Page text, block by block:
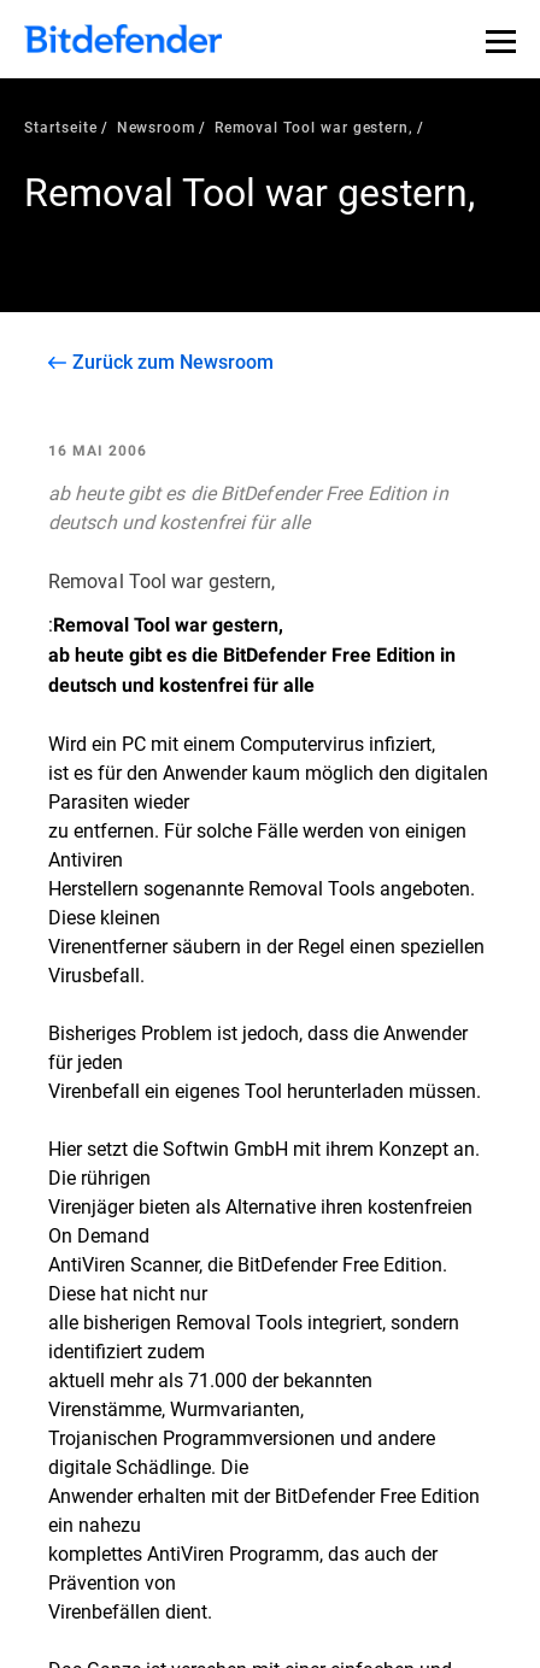
Startseite Newsroom Removal Tool war gestern,
Removal Tool war gestern,
Zurück zum Newsroom
16 MAI 2006
ab heute gibt es die BitDefender Free Edition in
deutsch und kostenfrei für alle
Removal Tool war gestern,
:Removal Tool war gestern,
ab heute gibt es die BitDefender Free Edition in
deutsch und kostenfrei für alle
Wird ein PC mit einem Computervirus infiziert,
ist es für den Anwender kaum möglich den digitalen
Parasiten wieder
zu entfernen. Für solche Fälle werden von einigen
Antiviren
Herstellern sogenannte Removal Tools angeboten.
Diese kleinen
Virenentferner säubern in der Regel einen speziellen
Virusbefall.
Bisheriges Problem ist jedoch, dass die Anwender
für jeden
Virenbefall ein eigenes Tool herunterladen müssen.
Hier setzt die Softwin GmbH mit ihrem Konzept an.
Die rührigen
Virenjäger bieten als Alternative ihren kostenfreien
On Demand
AntiViren Scanner, die BitDefender Free Edition.
Diese hat nicht nur
alle bisherigen Removal Tools integriert, sondern
identifiziert zudem
aktuell mehr als 71.000 der bekannten
Virenstämme, Wurmvarianten,
Trojanischen Programmversionen und andere
digitale Schädlinge. Die
Anwender erhalten mit der BitDefender Free Edition
ein nahezu
komplettes AntiViren Programm, das auch der
Prävention von
Virenbefällen dient.